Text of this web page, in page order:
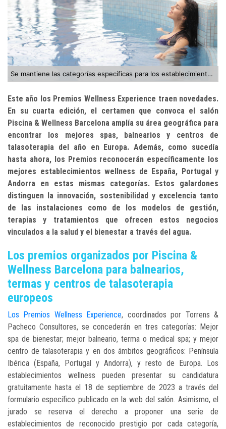
Se mantiene las categorías específicas para los establecimientos de España, Portugal y Andorra
Este año los Premios Wellness Experience traen novedades.
En su cuarta edición, el certamen que convoca el salón
Piscina & Wellness Barcelona amplía su área geográfica para
encontrar los mejores spas, balnearios y centros de
talasoterapia del año en Europa. Además, como sucedía
hasta ahora, los Premios reconocerán específicamente los
mejores establecimientos wellness de España, Portugal y
Andorra en estas mismas categorías. Estos galardones
distinguen la innovación, sostenibilidad y excelencia tanto
de las instalaciones como de los modelos de gestión,
terapias y tratamientos que ofrecen estos negocios
vinculados a la salud y el bienestar a través del agua.
Los premios organizados por Piscina &
Wellness Barcelona para balnearios,
termas y centros de talasoterapia
europeos
Los Premios Wellness Experience, coordinados por Torrens &
Pacheco Consultores, se concederán en tres categorías: Mejor
spa de bienestar; mejor balneario, terma o medical spa; y mejor
centro de talasoterapia y en dos ámbitos geográficos: Península
Ibérica (España, Portugal y Andorra), y resto de Europa. Los
establecimientos wellness pueden presentar su candidatura
gratuitamente hasta el 18 de septiembre de 2023 a través del
formulario específico publicado en la web del salón. Asimismo, el
jurado se reserva el derecho a proponer una serie de
establecimientos de reconocido prestigio por cada categoría,